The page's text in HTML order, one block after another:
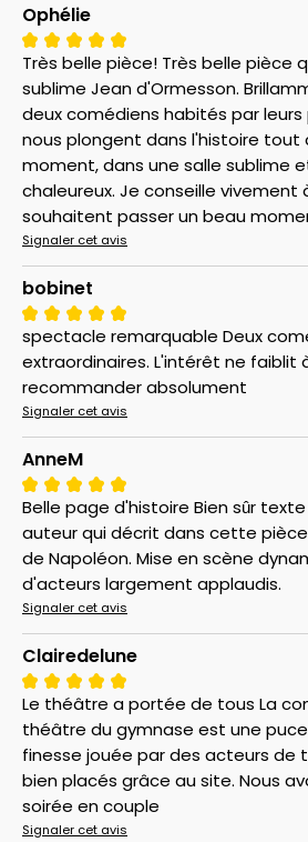
Ophélie
Très belle pièce! Très belle pièce
sublime Jean d'Ormesson.
deux comédiens habités par
nous plongent dans l'histoire tout
moment, dans une salle sublime
chaleureux. Je conseille vivement
souhaitent passer un beau
Signaler cet avis
bobinet
spectacle remarquable Deux
extraordinaires. L'intérêt ne faiblit
recommander absolument
Signaler cet avis
AnneM
Belle page d'histoire Bien sûr
auteur qui décrit dans cette
de Napoléon. Mise en scène
d'acteurs largement applaudis.
Signaler cet avis
Clairedelune
Le théâtre a portée de tous La
théâtre du gymnase est une
finesse jouée par des acteurs de
bien placés grâce au site. Nous
soirée en couple
Signaler cet avis